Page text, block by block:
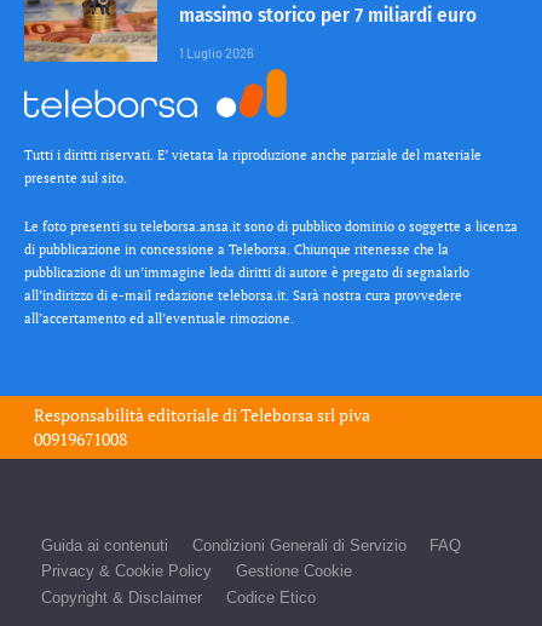
massimo storico per 7 miliardi euro
1 Luglio 2026
Tutti i diritti riservati. E’ vietata la riproduzione anche parziale del materiale
presente sul sito.
Le foto presenti su teleborsa.ansa.it sono di pubblico dominio o soggette a licenza
di pubblicazione in concessione a Teleborsa. Chiunque ritenesse che la
pubblicazione di un’immagine leda diritti di autore è pregato di segnalarlo
all’indirizzo di e-mail redazione teleborsa.it. Sarà nostra cura provvedere
all’accertamento ed all’eventuale rimozione.
Responsabilità editoriale diTeleborsa srl piva
00919671008
Guida ai contenuti Condizioni Generali di Servizio
FAQ
Privacy & Cookie Policy
Gestione Cookie
Copyright & Disclaimer
Codice Etico